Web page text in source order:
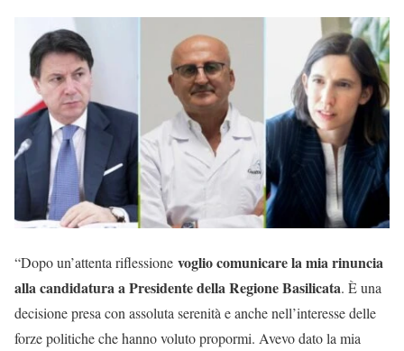
“Dopo un’attenta riflessione voglio comunicare la mia rinuncia
alla candidatura a Presidente della Regione Basilicata. È una
decisione presa con assoluta serenità e anche nell’interesse delle
forze politiche che hanno voluto propormi. Avevo dato la mia